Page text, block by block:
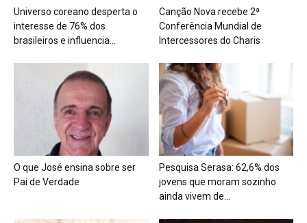
Universo coreano desperta o
interesse de 76% dos
brasileiros e influencia...
Canção Nova recebe 2ª
Conferência Mundial de
Intercessores do Charis
O que José ensina sobre ser
Pai de Verdade
Pesquisa Serasa: 62,6% dos
jovens que moram sozinho
ainda vivem de...